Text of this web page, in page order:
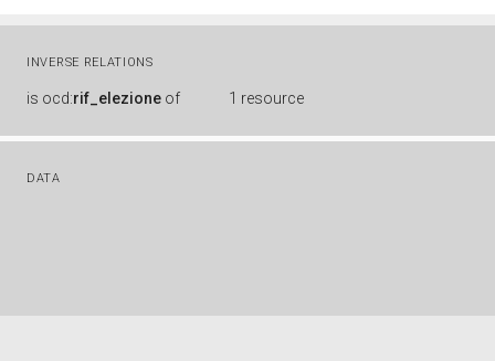
INVERSE RELATIONS
is ocd:rif_elezione of 1 resource
DATA